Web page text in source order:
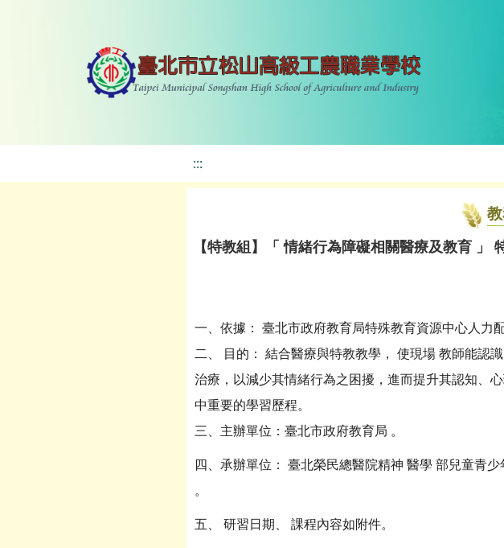
:::
【特教組】「 情緒行為障礙相關醫療及教育 」
一、依據： 臺北市政府教育局特殊教育資源中心人力
二、 目的： 結合醫療與特教教學， 使現場 教師能認
治療，以減少其情緒行為之困擾，進而提升其認知、
中重要的學習歷程。
三、主辦單位：臺北市政府教育局 。
四、承辦單位： 臺北榮民總醫院精神 醫學 部兒童青
。
五、 研習日期、 課程內容如附件。